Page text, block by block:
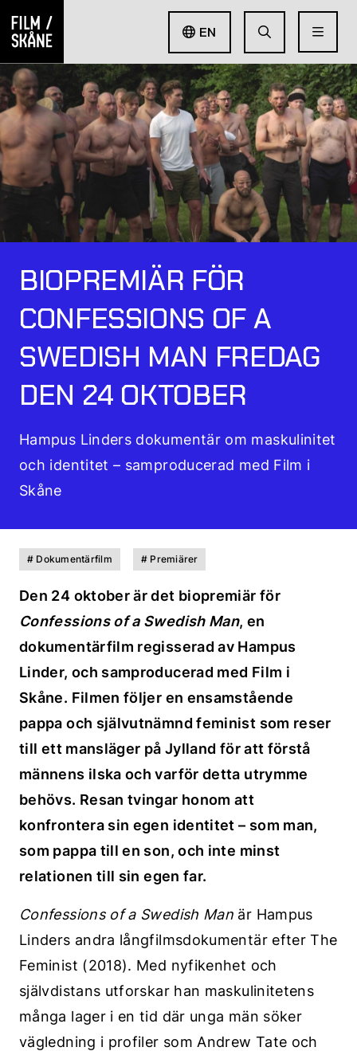
EN
BIOPREMIÄR FÖR
CONFESSIONS OF A
SWEDISH MAN FREDAG
DEN 24 OKTOBER
Hampus Linders dokumentär om maskulinitet
och identitet – samproducerad med Film i
Skåne
# Dokumentärfilm # Premiärer
Den 24 oktober är det biopremiär för
Confessions of a Swedish Man, en
dokumentärfilm regisserad av Hampus
Linder, och samproducerad med Film i
Skåne. Filmen följer en ensamstående
pappa och självutnämnd feminist som reser
till ett mansläger på Jylland för att förstå
männens ilska och varför detta utrymme
behövs. Resan tvingar honom att
konfrontera sin egen identitet – som man,
som pappa till en son, och inte minst
relationen till sin egen far.
Confessions of a Swedish Man är Hampus
Linders andra långfilmsdokumentär efter The
Feminist (2018). Med nyfikenhet och
självdistans utforskar han maskulinitetens
många lager i en tid där unga män söker
vägledning i profiler som Andrew Tate och